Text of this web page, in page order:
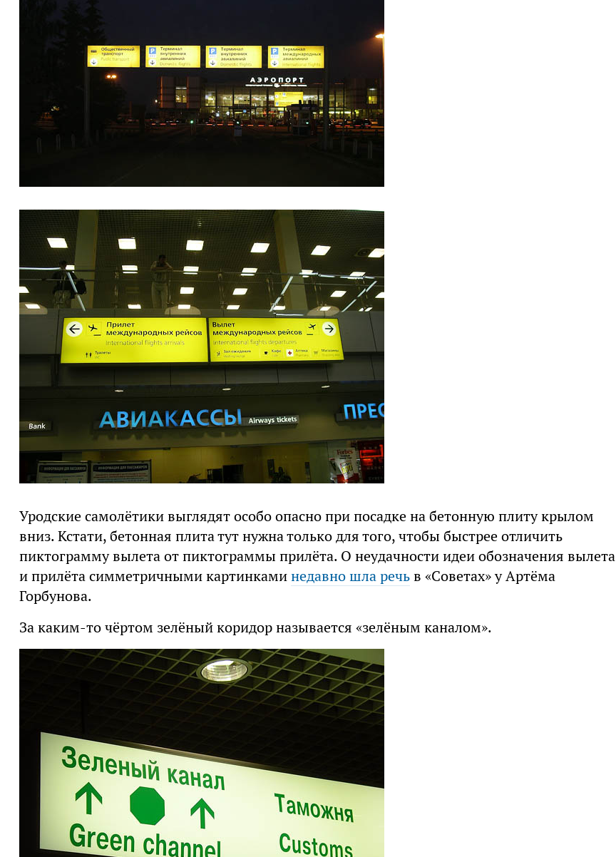
Уродские самолётики выглядят особо опасно при посадке на бетонную плиту крылом
вниз. Кстати, бетонная плита тут нужна только для того, чтобы быстрее отличить
пиктограмму вылета от пиктограммы прилёта. О неудачности идеи обозначения вылета
и прилёта симметричными картинкаминедавно шла речьв «Советах» у Артёма
Горбунова.
За каким-то чёртом зелёный коридор называется «зелёным каналом».